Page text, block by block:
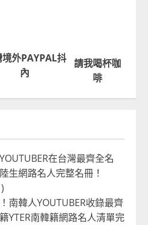
境外PAYPAL抖
內
請我喝杯咖
啡
在台灣最齊全名
生網路名人完整名冊！
南韓人YOUTUBER收錄最齊
YTER南韓籍網路名人清單完